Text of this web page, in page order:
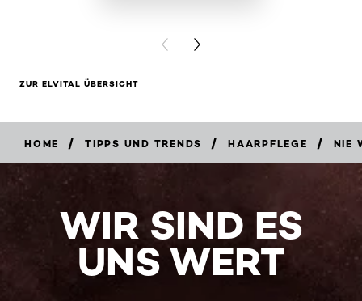
PREVIOUS CARD
NEXT CARD
ZUR ELVITAL ÜBERSICHT
HOME / TIPPS UND TRENDS / HAARPFLEGE / NIE
WIR SIND ES
UNS WERT